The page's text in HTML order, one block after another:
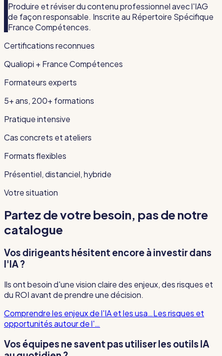
Produire et réviser du contenu professionnel avec l'IAG
de façon responsable. Inscrite au Répertoire Spécifique
France Compétences.
Certifications reconnues
Qualiopi + France Compétences
Formateurs experts
5+ ans, 200+ formations
Pratique intensive
Cas concrets et ateliers
Formats flexibles
Présentiel, distanciel, hybride
Votre situation
Partez de votre besoin, pas de notre
catalogue
Vos dirigeants hésitent encore à investir dans
l'IA ?
Ils ont besoin d'une vision claire des enjeux, des risques et
du ROI avant de prendre une décision.
Comprendre les enjeux de l'IA et les usa…Les risques et
opportunités autour de l'…
Vos équipes ne savent pas utiliser les outils IA